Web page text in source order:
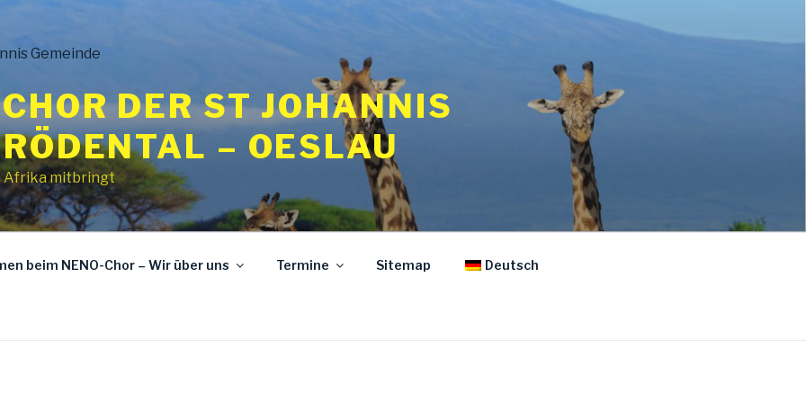
DER ST JOHANNIS
– OESLAU
Afrika mitbringt
beim NENO-Chor – Wir über uns Termine Sitemap Deutsch